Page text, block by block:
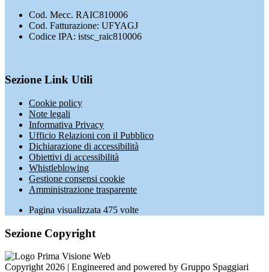
Cod. Mecc. RAIC810006
Cod. Fatturazione: UFYAGJ
Codice IPA: istsc_raic810006
Sezione Link Utili
Cookie policy
Note legali
Informativa Privacy
Ufficio Relazioni con il Pubblico
Dichiarazione di accessibilità
Obiettivi di accessibilità
Whistleblowing
Gestione consensi cookie
Amministrazione trasparente
Pagina visualizzata 475 volte
Sezione Copyright
Copyright 2026 | Engineered and powered by Gruppo Spaggiari